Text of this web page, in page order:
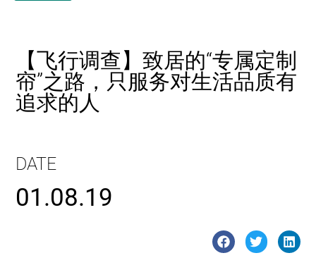
【飞行调查】致居的“专属定制
帘”之路，只服务对生活品质有
追求的人
DATE
01.08.19